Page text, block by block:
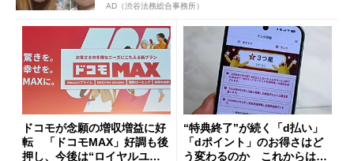
AD（渋谷法務総合事務所）
ドコモが念願の増収増益に好
転 「ドコモMAX」好調も後
押し、今後は“ロイヤルユー
“特典終了”が続く「d払い」
「dポイント」のお得さはど
う変わるのか これからは